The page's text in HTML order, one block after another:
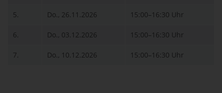
5. Do., 26.11.2026 15:00–16:30 Uhr
6. Do., 03.12.2026 15:00–16:30 Uhr
7. Do., 10.12.2026 15:00–16:30 Uhr